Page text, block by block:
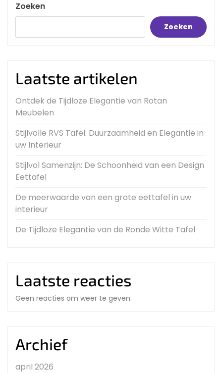
Zoeken
Zoeken
Laatste artikelen
Ontdek de Tijdloze Elegantie van Rotan
Meubelen
Stijlvolle RVS Tafel: Duurzaamheid en Elegantie in
uw Interieur
Stijlvol Samenzijn: De Schoonheid van een Design
Eettafel
De meerwaarde van een grote eettafel in uw
interieur
De Tijdloze Elegantie van de Ronde Witte Tafel
Laatste reacties
Geen reacties om weer te geven.
Archief
april 2026